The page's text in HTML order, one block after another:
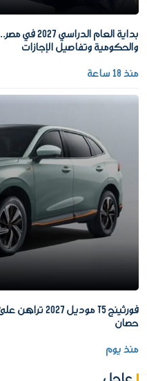
بداية العام
والحكومية وتفاصيل الإجازات
منذ 18 ساعة
حصان
منذ يوم